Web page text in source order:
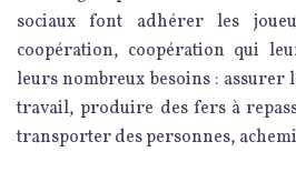
sociaux font adhérer les
coopération, coopération qui
leurs nombreux besoins : assurer
travail, produire des fers à
transporter des personnes,